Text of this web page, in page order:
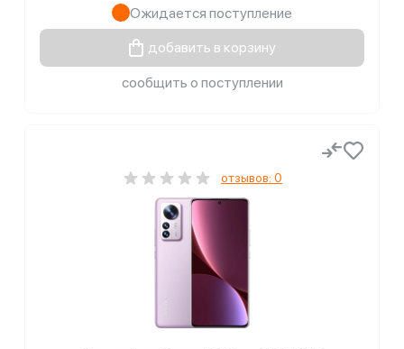
Ожидается поступление
добавить в корзину
сообщить о поступлении
отзывов: 0